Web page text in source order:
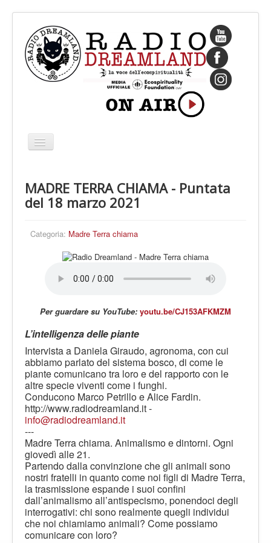
Cambia
navigazione
CHI SIAMO
IL FONDATORE
PROGRAMMI
PALINSESTO
LE VOCI
EVENTI
PRESS
CONTATTI
MADRE TERRA CHIAMA - Puntata
del 18 marzo 2021
Categoria: Madre Terra chiama
Per guardare su YouTube: youtu.be/CJ153AFKMZM
L’intelligenza delle piante
Intervista a Daniela Giraudo, agronoma, con cui
abbiamo parlato del sistema bosco, di come le
piante comunicano tra loro e del rapporto con le
altre specie viventi come i funghi.
Conducono Marco Petrillo e Alice Fardin.
http://www.radiodreamland.it -
info@radiodreamland.it
---
Madre Terra chiama. Animalismo e dintorni. Ogni
giovedì alle 21.
Partendo dalla convinzione che gli animali sono
nostri fratelli in quanto come noi figli di Madre Terra,
la trasmissione espande i suoi confini
dall’animalismo all’antispecismo, ponendoci degli
interrogativi: chi sono realmente quegli individui
che noi chiamiamo animali? Come possiamo
comunicare con loro?